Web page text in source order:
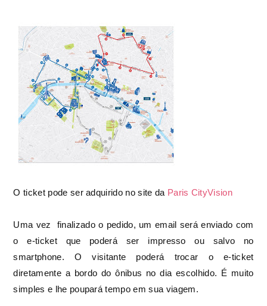
O ticket pode ser adquirido no site da Paris CityVision
Uma vez finalizado o pedido, um email será enviado com
o e-ticket que poderá ser impresso ou salvo no
smartphone. O visitante poderá trocar o e-ticket
diretamente a bordo do ônibus no dia escolhido. É muito
simples e lhe poupará tempo em sua viagem.